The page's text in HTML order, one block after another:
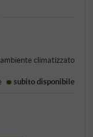
climatizzato
subito disponibile